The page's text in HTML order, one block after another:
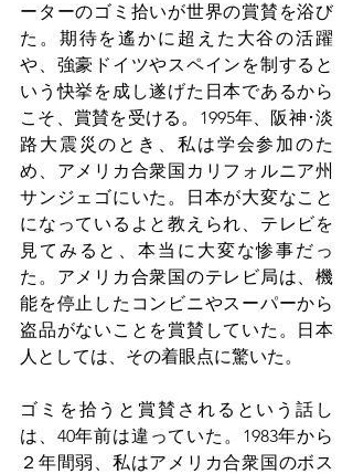
ーターのゴミ拾いが世界の賞賛を浴び
た。期待を遙かに超えた大谷の活躍
や、強豪ドイツやスペインを制すると
いう快挙を成し遂げた日本であるから
こそ、賞賛を受ける。1995年、阪神･淡
路大震災のとき、私は学会参加のた
め、アメリカ合衆国カリフォルニア州
サンジェゴにいた。日本が大変なこと
になっているよと教えられ、テレビを
見てみると、本当に大変な惨事だっ
た。アメリカ合衆国のテレビ局は、機
能を停止したコンビニやスーパーから
盗品がないことを賞賛していた。日本
人としては、その着眼点に驚いた。
ゴミを拾うと賞賛されるという話し
は、40年前は違っていた。1983年から
２年間弱、私はアメリカ合衆国のボス